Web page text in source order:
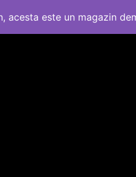
acesta este un magazin